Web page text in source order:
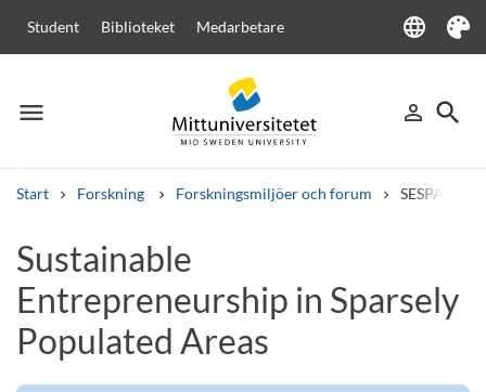
Student Biblioteket Medarbetare language
Language
Tema
menu
Meny person_outline
Logga in
search
Sök
Start Forskning Forskningsmiljöer och forum SESPA
Andra söktjänster
Kurser och programKursplaner VälkomstbrevPersonal
Lediga jobb
Sustainable
Entrepreneurship in Sparsely
Populated Areas